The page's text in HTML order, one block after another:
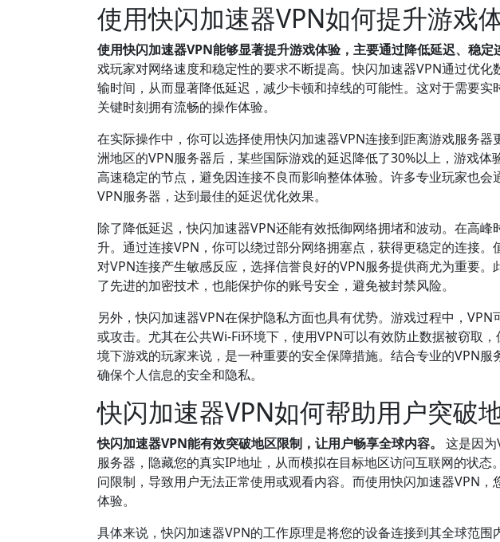
使用快闪加速器VPN如何提升游戏
使用快闪加速器VPN能够显著提升游戏体验，主要通过降低延迟、稳定
戏玩家对网络速度和稳定性的要求不断提高。快闪加速器VPN通过优
输时间，从而显著降低延迟，减少卡顿和掉线的可能性。这对于需要
关键时刻拥有流畅的操作体验。
在实际操作中，你可以选择使用快闪加速器VPN连接到距离游戏服务
洲地区的VPN服务器后，某些国际游戏的延迟降低了30%以上，游戏
高速稳定的节点，避免因连接不良而影响整体体验。许多专业玩家也
VPN服务器，达到最佳的延迟优化效果。
除了降低延迟，快闪加速器VPN还能有效抵御网络拥堵和波动。在高
升。通过连接VPN，你可以绕过部分网络拥塞点，获得更稳定的连接
对VPN连接产生敏感反应，选择信誉良好的VPN服务提供商尤为重要
了先进的加密技术，也能保护你的账号安全，避免被封禁风险。
另外，快闪加速器VPN在保护隐私方面也具有优势。游戏过程中，
或攻击。尤其在公共Wi-Fi环境下，使用VPN可以有效防止数据被窃取
境下游戏的玩家来说，是一种重要的安全保障措施。结合专业的VPN
确保个人信息的安全和隐私。
快闪加速器VPN如何帮助用户突破
快闪加速器VPN能有效突破地区限制，让用户畅享全球内容。
这是因
服务器，隐藏您的真实IP地址，从而模拟在目标地区访问互联网的状
问限制，导致用户无法正常使用或观看内容。而使用快闪加速器VPN
体验。
具体来说，快闪加速器VPN的工作原理是将您的设备连接到其全球范